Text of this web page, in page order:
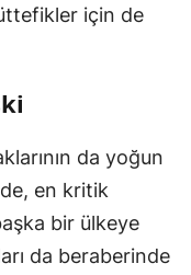
için de
da yoğun
en kritik
bir ülkeye
da beraberinde